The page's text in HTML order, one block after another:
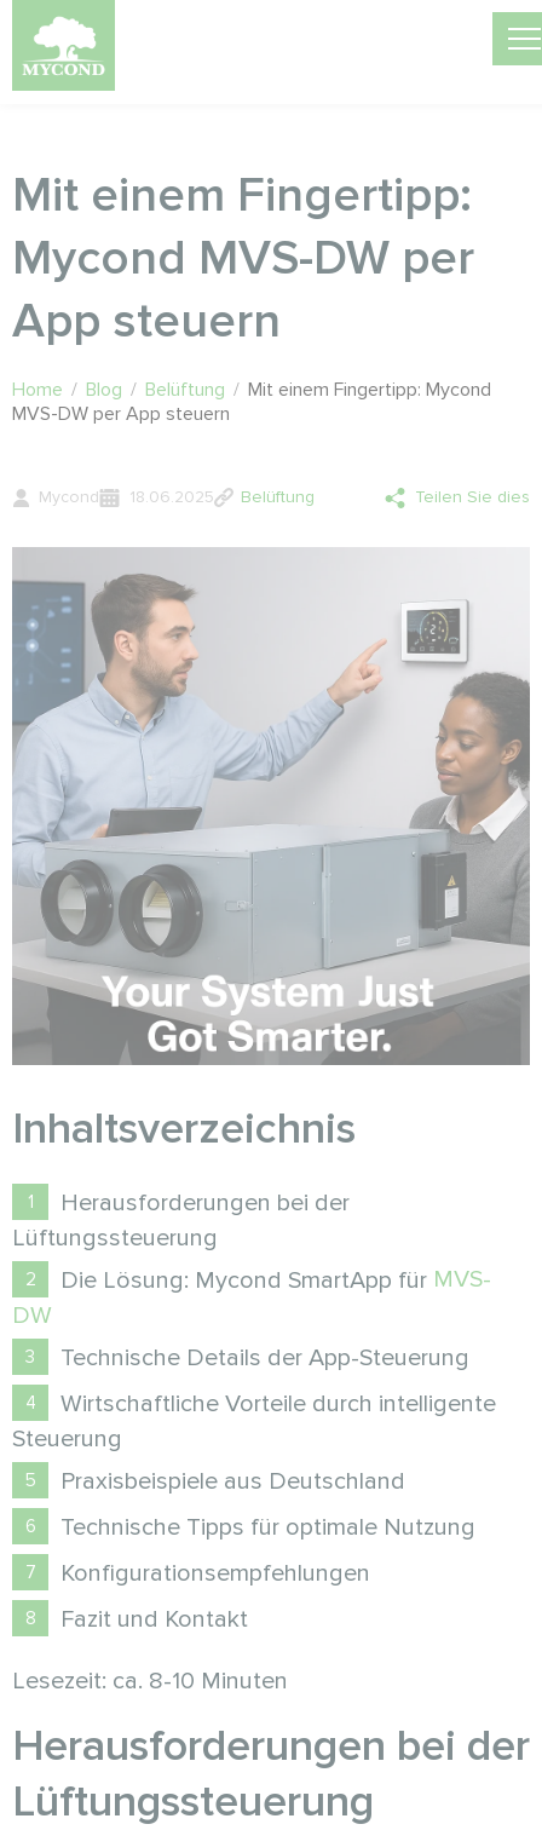
Mit einem Fingertipp:
Mycond MVS-DW per
App steuern
Home / Blog / Belüftung / Mit einem Fingertipp: Mycond
MVS-DW per App steuern
Mycond 18.06.2025 Belüftung Teilen Sie dies
Inhaltsverzeichnis
Herausforderungen bei der
Lüftungssteuerung
Die Lösung: Mycond SmartApp für MVS-
DW
Technische Details der App-Steuerung
Wirtschaftliche Vorteile durch intelligente
Steuerung
Praxisbeispiele aus Deutschland
Technische Tipps für optimale Nutzung
Konfigurationsempfehlungen
Fazit und Kontakt
Lesezeit: ca. 8-10 Minuten
Herausforderungen bei der
Lüftungssteuerung